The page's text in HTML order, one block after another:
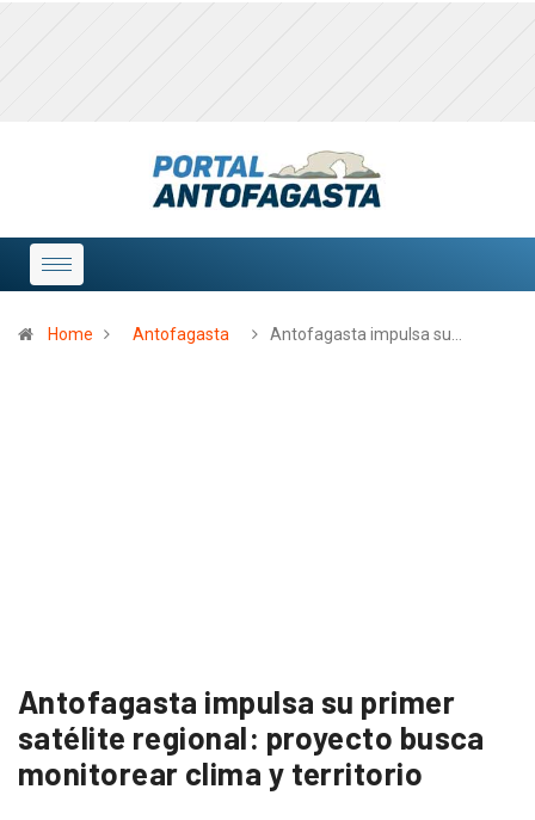
Home Antofagasta Antofagasta impulsa su…
Antofagasta impulsa su primer
satélite regional: proyecto busca
monitorear clima y territorio